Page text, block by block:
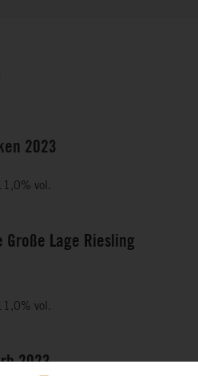
2023
vol.
Lage Riesling
vol.
2023